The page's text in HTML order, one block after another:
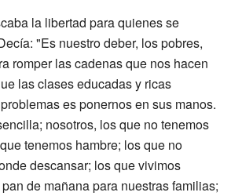
la libertad para quienes se
"Es nuestro deber, los pobres,
romper las cadenas que nos hacen
las clases educadas y ricas
es ponernos en sus manos.
nosotros, los que no tenemos
tenemos hambre; los que no
descansar; los que vivimos
de mañana para nuestras familias;